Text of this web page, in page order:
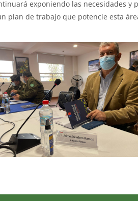
exponiendo las necesidades
plan de trabajo que potencie esta